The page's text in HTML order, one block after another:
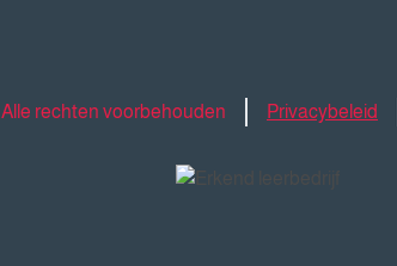
Alle rechten voorbehouden Privacybeleid